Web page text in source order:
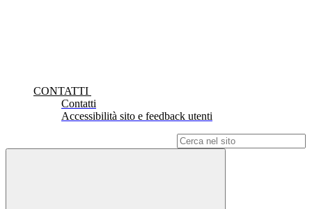
CONTATTI
Contatti
Accessibilità sito e feedback utenti